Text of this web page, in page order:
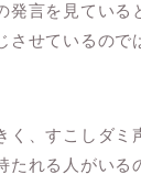
発言を見ている
させているので
く、すこしダミ
たれる人がいる